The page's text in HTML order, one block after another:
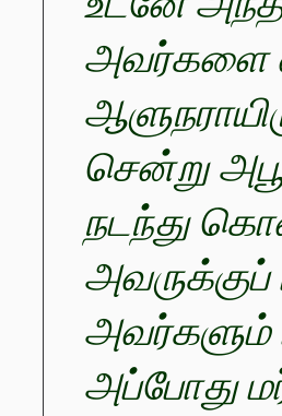
அவர்களை
சென்று
நடந்து
அவர்களும்
அப்போது